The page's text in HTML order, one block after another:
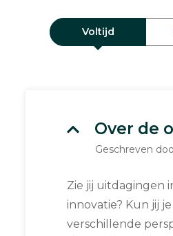
Voltijd
Over de
Geschreven
Zie jij uitdagingen
innovatie? Kun jij
verschillende